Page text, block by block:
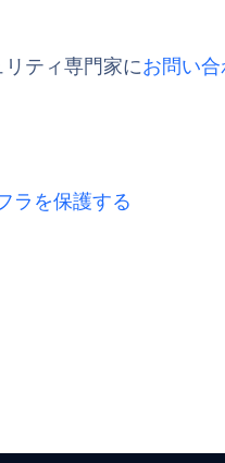
ティ専門家にお問い合
ラを保護する